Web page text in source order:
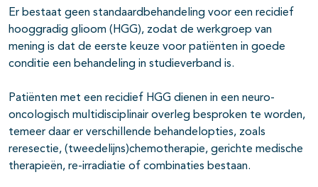
Er bestaat geen standaardbehandeling voor een recidief
hooggradig glioom (HGG), zodat de werkgroep van
mening is dat de eerste keuze voor patiënten in goede
conditie een behandeling in studieverband is.
Patiënten met een recidief HGG dienen in een neuro-
oncologisch multidisciplinair overleg besproken te worden,
temeer daar er verschillende behandelopties, zoals
reresectie, (tweedelijns)chemotherapie, gerichte medische
therapieën, re-irradiatie of combinaties bestaan.